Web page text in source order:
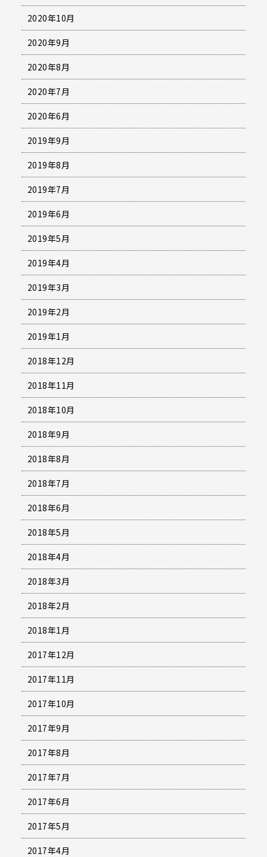
2020年10月
2020年9月
2020年8月
2020年7月
2020年6月
2019年9月
2019年8月
2019年7月
2019年6月
2019年5月
2019年4月
2019年3月
2019年2月
2019年1月
2018年12月
2018年11月
2018年10月
2018年9月
2018年8月
2018年7月
2018年6月
2018年5月
2018年4月
2018年3月
2018年2月
2018年1月
2017年12月
2017年11月
2017年10月
2017年9月
2017年8月
2017年7月
2017年6月
2017年5月
2017年4月